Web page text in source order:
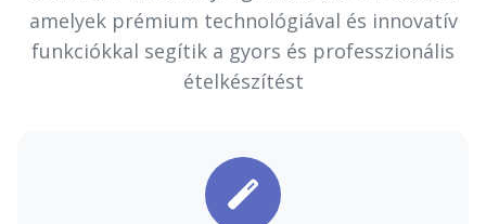
amelyek prémium technológiával és innovatív
funkciókkal segítik a gyors és professzionális
ételkészítést